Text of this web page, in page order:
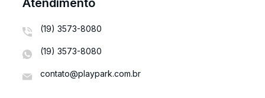
(19) 3573-8080
(19) 3573-8080
contato@playpark.com.br